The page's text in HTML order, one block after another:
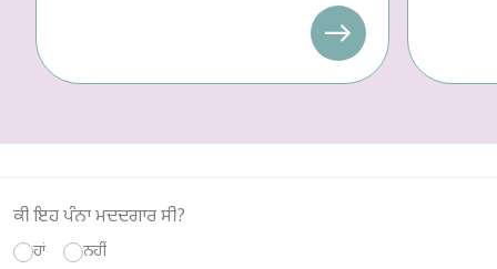
ਕੀ ਇਹ ਪੰਨਾ ਮਦਦਗਾਰ ਸੀ?
ਹਾਂ ਨਹੀਂ